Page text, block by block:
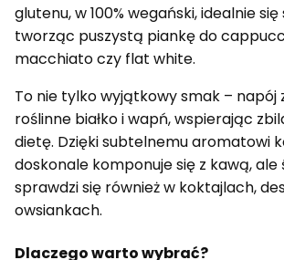
glutenu, w 100% wegański, idealnie się
tworząc puszystą piankę do
macchiato czy flat white.
To nie tylko wyjątkowy smak – napój
roślinne białko i wapń, wspierając
dietę. Dzięki subtelnemu aromatowi
doskonale komponuje się z kawą, ale
sprawdzi się również w koktajlach,
owsiankach.
Dlaczego warto wybrać?